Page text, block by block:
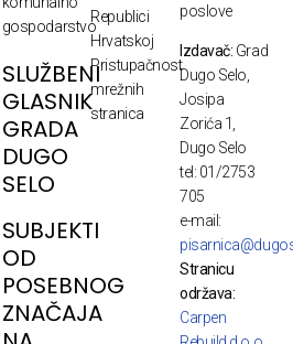
gospodarstvo
SLUŽBENI
GLASNIK
GRADA
DUGO
SELO
SUBJEKTI
OD
POSEBNOG
ZNAČAJA
Republici
Hrvatskoj
Pristupačnost
mrežnih
stranica
poslove
Izdavač: Grad
Dugo Selo,
Josipa
Zorića 1,
Dugo Selo
tel: 01/2753
705
e-mail:
Stranicu
održava:
Carpen